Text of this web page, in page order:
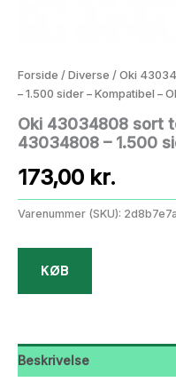
Forside / Diverse / Oki
– 1.500 sider – Kompatibel –
Oki 43034808 sort
43034808 – 1.500
173,00 kr.
Varenummer (SKU):
KØB
Beskrivelse